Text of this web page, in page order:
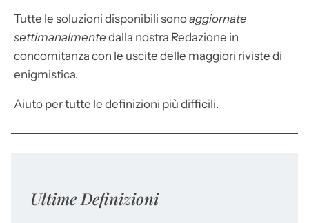
Tutte le soluzioni disponibili sonoaggiornate
settimanalmente dalla nostra Redazione in
concomitanza con le uscite delle maggiori riviste di
enigmistica.
Aiuto per tutte le definizioni più difficili.
Ultime Definizioni